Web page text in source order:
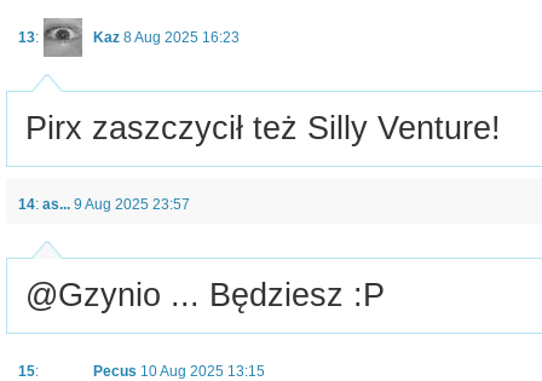
13: Kaz 8 Aug 2025 16:23
Pirx zaszczycił też Silly Venture!
14: as... 9 Aug 2025 23:57
@Gzynio ... Będziesz :P
15: Pecus 10 Aug 2025 13:15